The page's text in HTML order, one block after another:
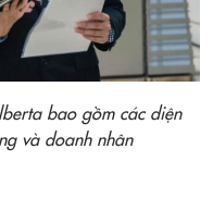
bao gồm các diện
và doanh nhân